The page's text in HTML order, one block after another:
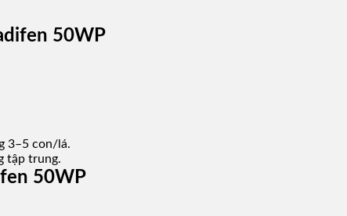
50WP
3–5 con/lá.
tập trung.
50WP